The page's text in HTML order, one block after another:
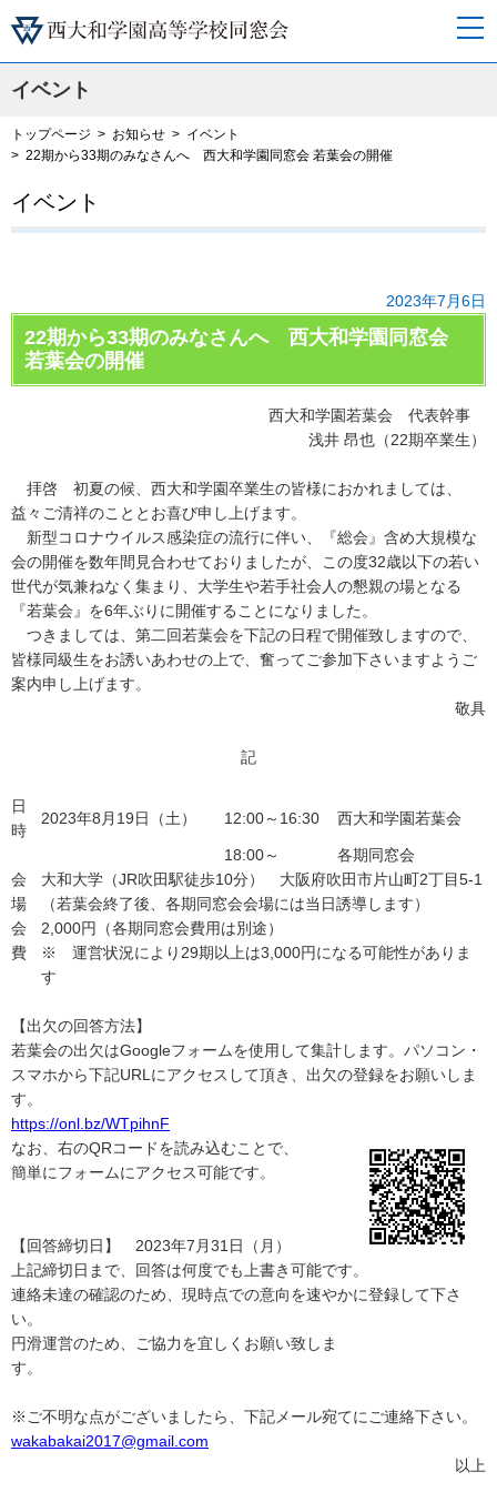
イベント
トップページ お知らせ
イベント
22期から33期のみなさんへ 西大和学園同窓会 若葉会の開催
イベント
2023年7月6日
22期から33期のみなさんへ 西大和学園同窓会
若葉会の開催
西大和学園若葉会 代表幹事
浅井 昂也（22期卒業生）
拝啓 初夏の候、西大和学園卒業生の皆様におかれましては、
益々ご清祥のこととお喜び申し上げます。
新型コロナウイルス感染症の流行に伴い、『総会』含め大規模な
会の開催を数年間見合わせておりましたが、この度32歳以下の若い
世代が気兼ねなく集まり、大学生や若手社会人の懇親の場となる
『若葉会』を6年ぶりに開催することになりました。
つきましては、第二回若葉会を下記の日程で開催致しますので、
皆様同級生をお誘いあわせの上で、奮ってご参加下さいますようご
案内申し上げます。
敬具
記
日
時
2023年8月19日（土） 12:00～16:30 西大和学園若葉会
18:00～
各期同窓会
会
場
大和大学（JR吹田駅徒歩10分） 大阪府吹田市片山町2丁目5-1
（若葉会終了後、各期同窓会会場には当日誘導します）
会
費
2,000円（各期同窓会費用は別途）
※ 運営状況により29期以上は3,000円になる可能性がありま
す
【出欠の回答方法】
若葉会の出欠はGoogleフォームを使用して集計します。パソコン・
スマホから下記URLにアクセスして頂き、出欠の登録をお願いしま
す。
https://onl.bz/WTpihnF
なお、右のQRコードを読み込むことで、
簡単にフォームにアクセス可能です。
【回答締切日】 2023年7月31日（月）
上記締切日まで、回答は何度でも上書き可能です。
連絡未達の確認のため、現時点での意向を速やかに登録して下さ
い。
円滑運営のため、ご協力を宜しくお願い致しま
す。
※ご不明な点がございましたら、下記メール宛てにご連絡下さい。
wakabakai2017@gmail.com
以上